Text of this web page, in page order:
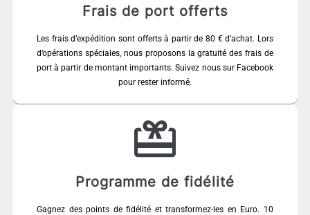
Frais de port offerts
Les frais d’expédition sont offerts à partir de 80 € d’achat. Lors
d’opérations spéciales, nous proposons la gratuité des frais de
port à partir de montant importants. Suivez nous sur Facebook
pour rester informé.
Programme de fidélité
Gagnez des points de fidélité et transformez-les en Euro. 10